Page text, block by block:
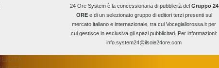
24 Ore Systemè la concessionaria di pubblicità del Gruppo 24
OREe di un selezionato gruppo di editori terzi presenti sul
mercato italiano e internazionale, tra cui Vocegiallorossa.it per
cui gestisce in esclusiva gli spazi pubblicitari. Per informazioni:
info.system24@ilsole24ore.com